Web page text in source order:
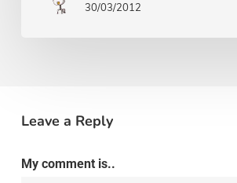
30/03/2012
Leave a Reply
My comment is..